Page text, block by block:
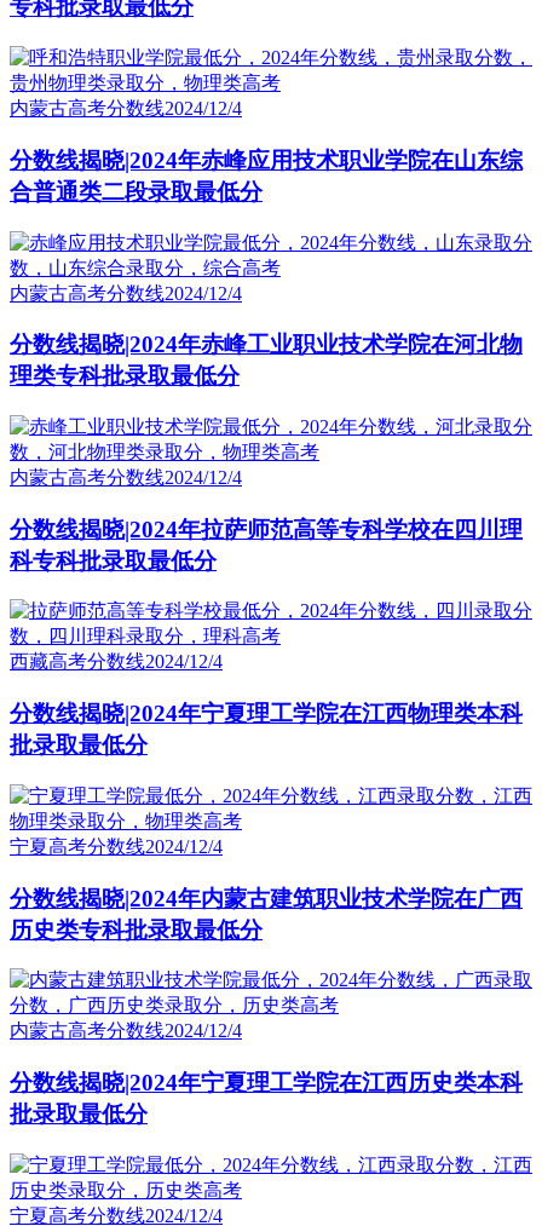
专科批录取最低分
内蒙古高考分数线2024/12/4
分数线揭晓|2024年赤峰应用技术职业学院在山东综
合普通类二段录取最低分
内蒙古高考分数线2024/12/4
分数线揭晓|2024年赤峰工业职业技术学院在河北物
理类专科批录取最低分
内蒙古高考分数线2024/12/4
分数线揭晓|2024年拉萨师范高等专科学校在四川理
科专科批录取最低分
西藏高考分数线2024/12/4
分数线揭晓|2024年宁夏理工学院在江西物理类本科
批录取最低分
宁夏高考分数线2024/12/4
分数线揭晓|2024年内蒙古建筑职业技术学院在广西
历史类专科批录取最低分
内蒙古高考分数线2024/12/4
分数线揭晓|2024年宁夏理工学院在江西历史类本科
批录取最低分
宁夏高考分数线2024/12/4